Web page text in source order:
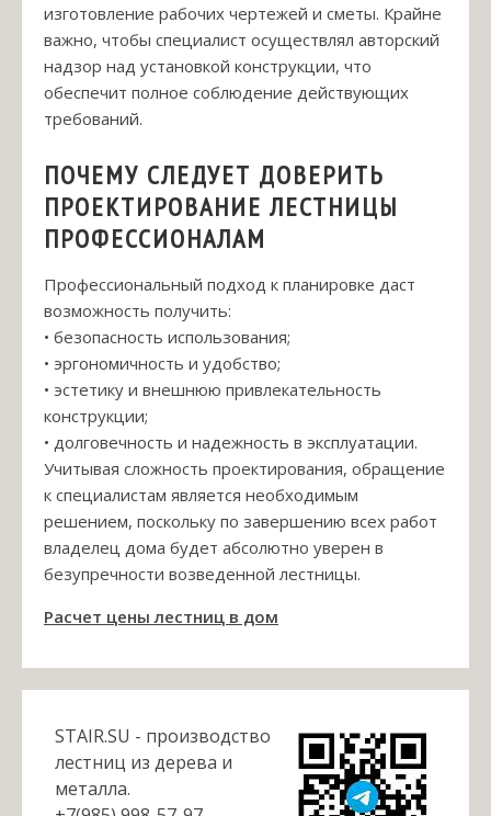
изготовление рабочих чертежей и сметы. Крайне
важно, чтобы специалист осуществлял авторский
надзор над установкой конструкции, что
обеспечит полное соблюдение действующих
требований.
ПОЧЕМУ СЛЕДУЕТ ДОВЕРИТЬ
ПРОЕКТИРОВАНИЕ ЛЕСТНИЦЫ
ПРОФЕССИОНАЛАМ
Профессиональный подход к планировке даст
возможность получить:
• безопасность использования;
• эргономичность и удобство;
• эстетику и внешнюю привлекательность
конструкции;
• долговечность и надежность в эксплуатации.
Учитывая сложность проектирования, обращение
к специалистам является необходимым
решением, поскольку по завершению всех работ
владелец дома будет абсолютно уверен в
безупречности возведенной лестницы.
Расчет цены лестниц в дом
STAIR.SU - производство
лестниц из дерева и
металла.